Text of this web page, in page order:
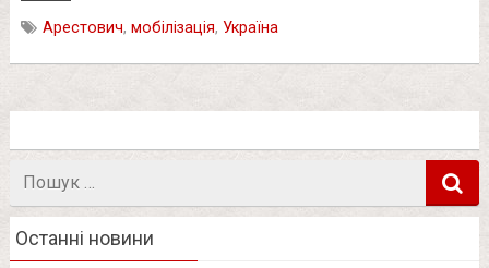
Арестович, мобілізація, Україна
Пошук
Останні новини